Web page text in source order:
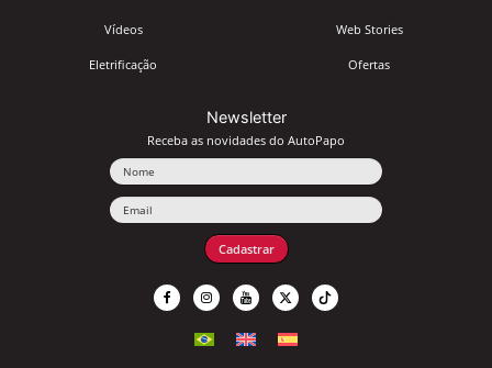
Vídeos
Eletrificação
Web Stories
Ofertas
Newsletter
Receba as novidades do AutoPapo
Cadastrar